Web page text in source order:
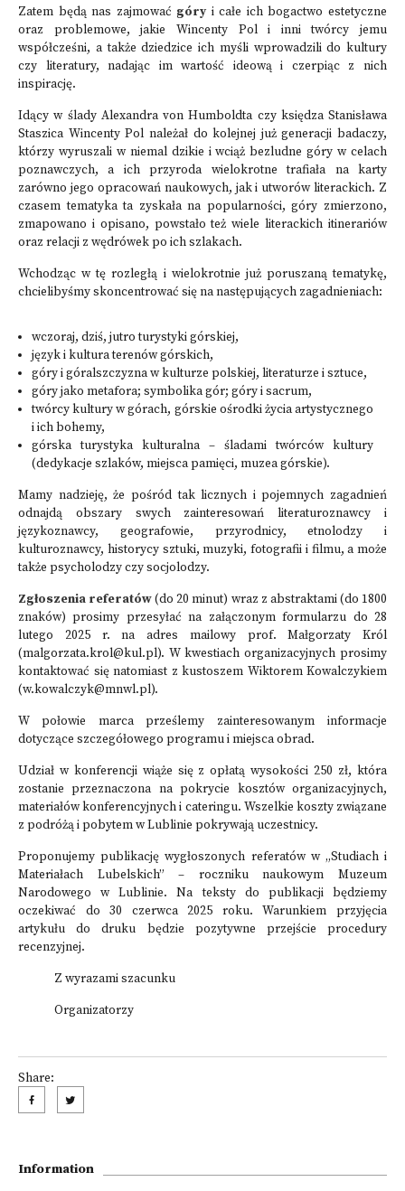
Zatem będą nas zajmować góryi całe ich bogactwo estetyczne
oraz problemowe, jakie Wincenty Pol i inni twórcy jemu
współcześni, a także dziedzice ich myśli wprowadzili do kultury
czy literatury, nadając im wartość ideową i czerpiąc z nich
inspirację.
Idący w ślady Alexandra von Humboldta czy księdza Stanisława
Staszica Wincenty Pol należał do kolejnej już generacji badaczy,
którzy wyruszali w niemal dzikie i wciąż bezludne góry w celach
poznawczych, a ich przyroda wielokrotne trafiała na karty
zarówno jego opracowań naukowych, jak i utworów literackich. Z
czasem tematyka ta zyskała na popularności, góry zmierzono,
zmapowano i opisano, powstało też wiele literackich itinerariów
oraz relacji z wędrówek po ich szlakach.
Wchodząc w tę rozległą i wielokrotnie już poruszaną tematykę,
chcielibyśmy skoncentrować się na następujących zagadnieniach:
wczoraj, dziś, jutro turystyki górskiej,
język i kultura terenów górskich,
góry i góralszczyzna w kulturze polskiej, literaturze i sztuce,
góry jako metafora; symbolika gór; góry i sacrum,
twórcy kultury w górach, górskie ośrodki życia artystycznego
i ich bohemy,
górska turystyka kulturalna – śladami twórców kultury
(dedykacje szlaków, miejsca pamięci, muzea górskie).
Mamy nadzieję, że pośród tak licznych i pojemnych zagadnień
odnajdą obszary swych zainteresowań literaturoznawcy i
językoznawcy, geografowie, przyrodnicy, etnolodzy i
kulturoznawcy, historycy sztuki, muzyki, fotografii i filmu, a może
także psycholodzy czy socjolodzy.
Zgłoszenia referatów(do 20 minut) wraz z abstraktami (do 1800
znaków) prosimy przesyłać na załączonym formularzu do 28
lutego 2025 r. na adres mailowy prof. Małgorzaty Król
(malgorzata.krol@kul.pl). W kwestiach organizacyjnych prosimy
kontaktować się natomiast z kustoszem Wiktorem Kowalczykiem
(w.kowalczyk@mnwl.pl).
W połowie marca prześlemy zainteresowanym informacje
dotyczące szczegółowego programu i miejsca obrad.
Udział w konferencji wiąże się z opłatą wysokości 250 zł, która
zostanie przeznaczona na pokrycie kosztów organizacyjnych,
materiałów konferencyjnych i cateringu. Wszelkie koszty związane
z podróżą i pobytem w Lublinie pokrywają uczestnicy.
Proponujemy publikację wygłoszonych referatów w „Studiach i
Materiałach Lubelskich” – roczniku naukowym Muzeum
Narodowego w Lublinie. Na teksty do publikacji będziemy
oczekiwać do 30 czerwca 2025 roku. Warunkiem przyjęcia
artykułu do druku będzie pozytywne przejście procedury
recenzyjnej.
Z wyrazami szacunku
Organizatorzy
Share:
Information